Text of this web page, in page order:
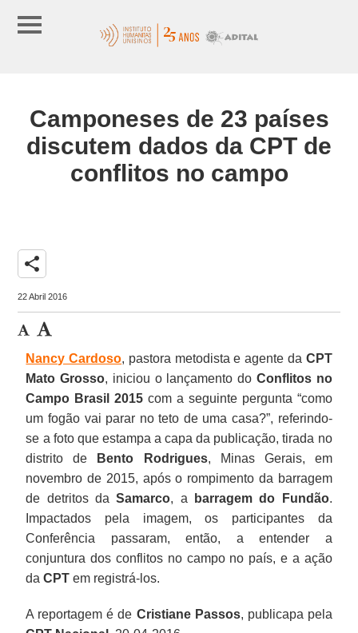
Camponeses de 23 países
discutem dados da CPT de
conflitos no campo
share
22 Abril 2016
Nancy Cardoso, pastora metodista e agente da CPT
Mato Grosso, iniciou o lançamento do Conflitos no
Campo Brasil 2015 com a seguinte pergunta “como
um fogão vai parar no teto de uma casa?”, referindo-
se a foto que estampa a capa da publicação, tirada no
distrito de
Bento Rodrigues, Minas Gerais, em
novembro de 2015, após o rompimento da barragem
de detritos daSamarco, a barragem do Fundão.
Impactados pela imagem, os participantes da
Conferência passaram, então, a entender a
conjuntura dos conflitos no campo no país, e a ação
daCPT em registrá-los.
A reportagem é de Cristiane Passos, publicapa pela